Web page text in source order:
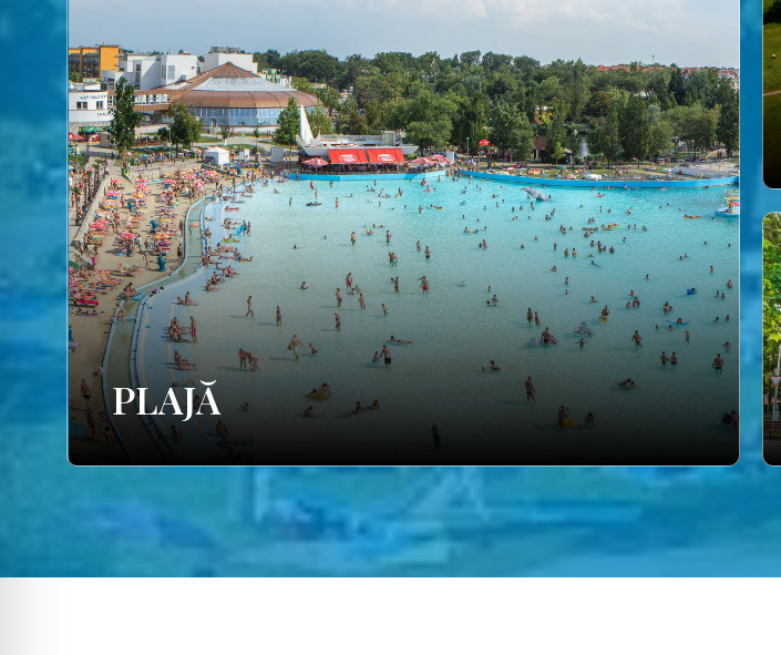
PLAJĂ